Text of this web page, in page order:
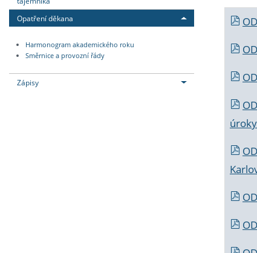
Opatření děkana
Harmonogram akademického roku
Směrnice a provozní řády
Zápisy